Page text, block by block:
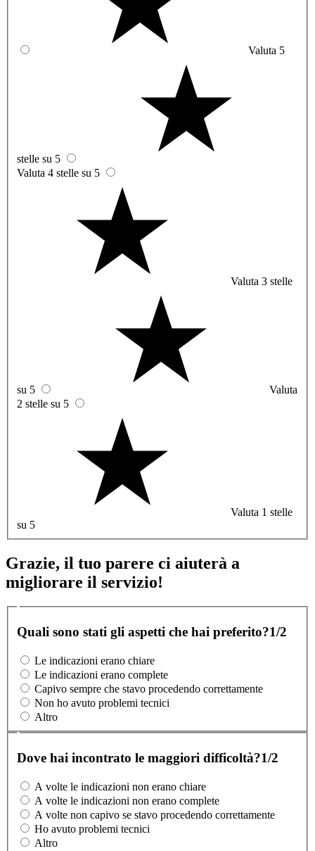
Valuta 5
stelle su 5
Valuta 4 stelle su 5
Valuta 3 stelle
su 5
Valuta
2 stelle su 5
Valuta 1 stelle
su 5
Grazie, il tuo parere ci aiuterà a
migliorare il servizio!
Quali sono stati gli aspetti che hai preferito?1/2
Le indicazioni erano chiare
Le indicazioni erano complete
Capivo sempre che stavo procedendo correttamente
Non ho avuto problemi tecnici
Altro
Dove hai incontrato le maggiori difficoltà?1/2
A volte le indicazioni non erano chiare
A volte le indicazioni non erano complete
A volte non capivo se stavo procedendo correttamente
Ho avuto problemi tecnici
Altro